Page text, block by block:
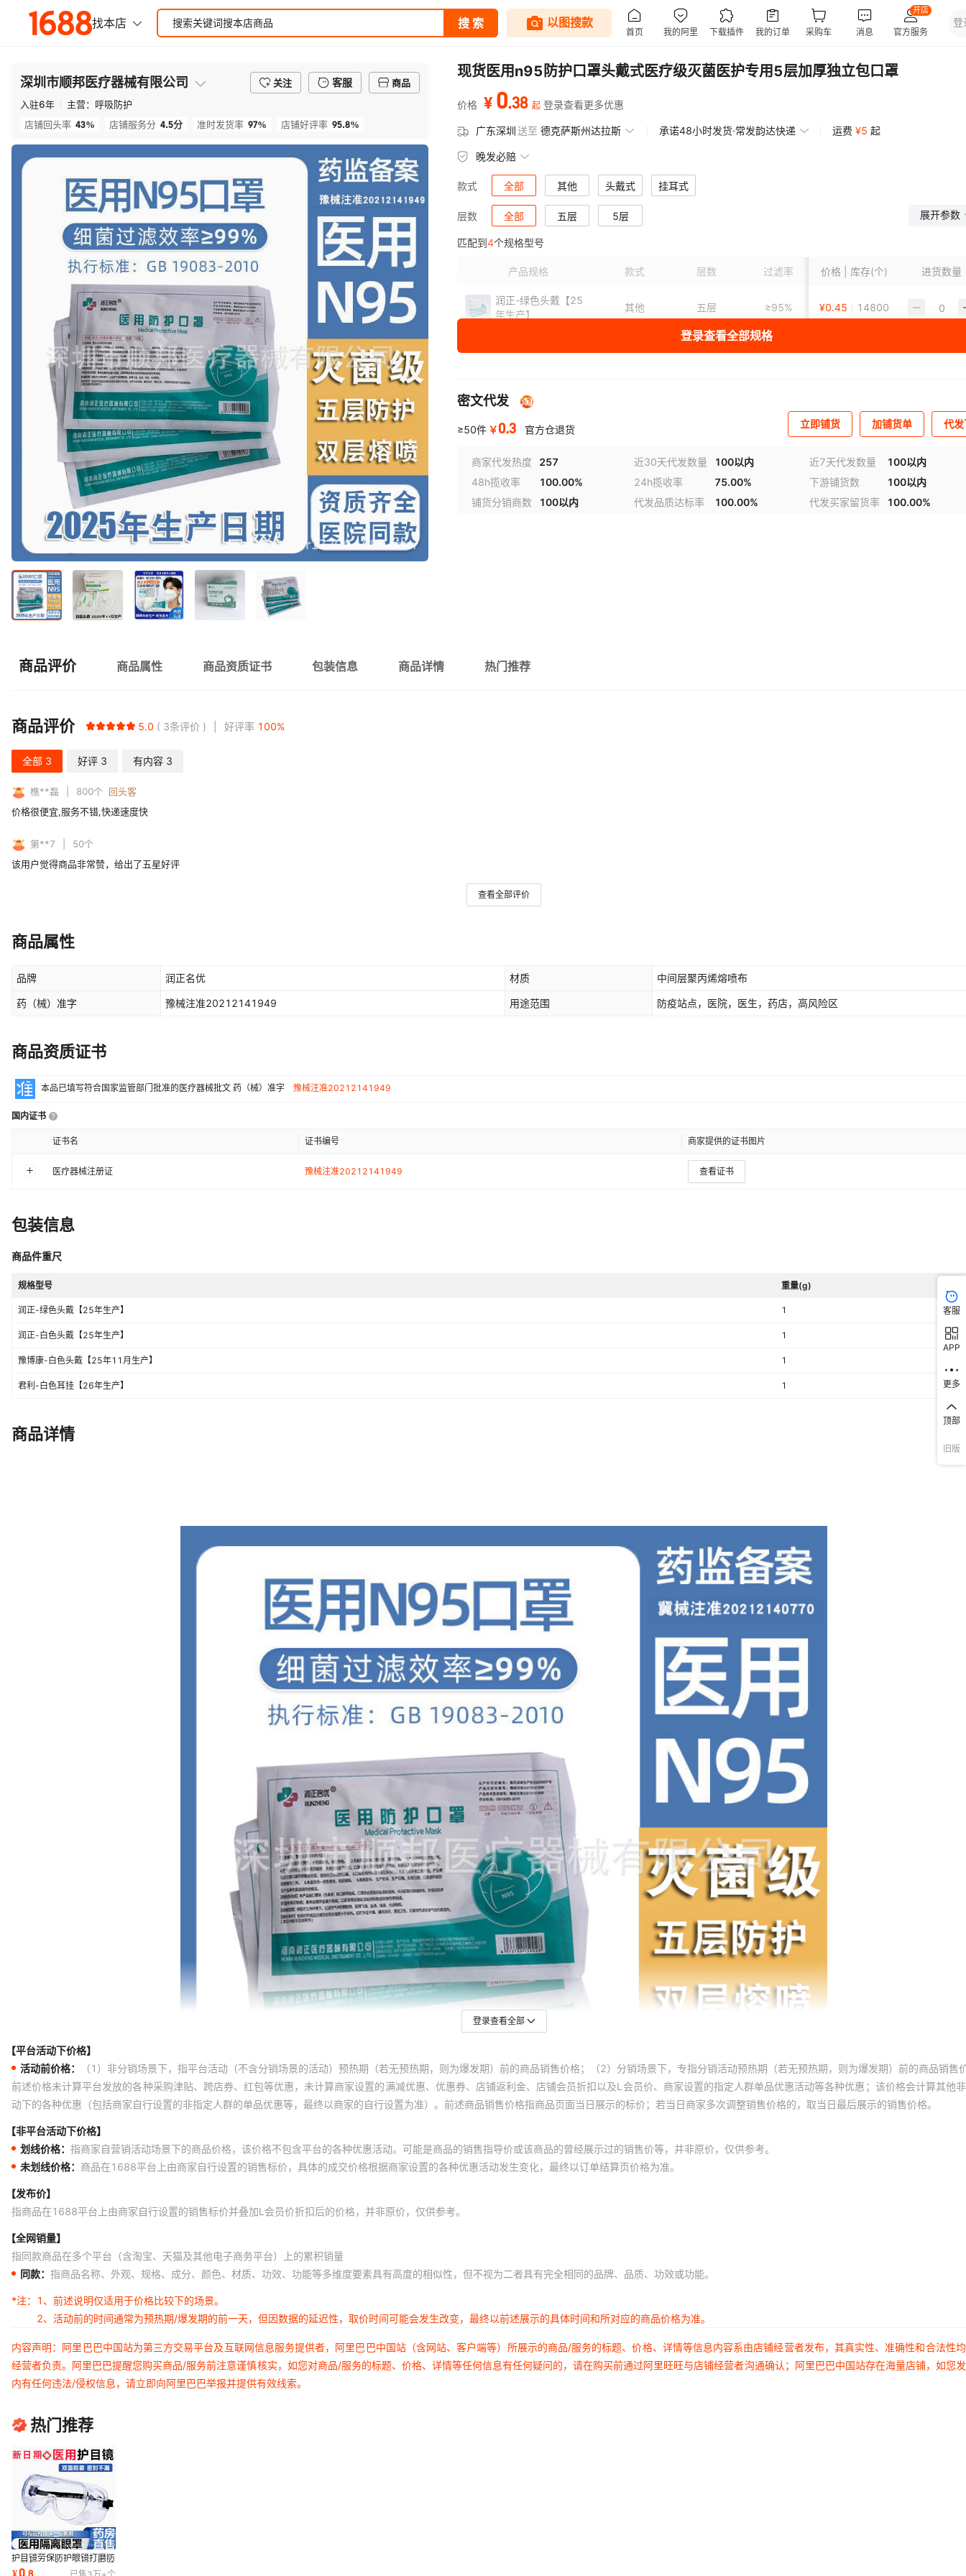
深圳市顺邦医疗器械有限公司 关注 客服
商品
入驻6年 主营： 呼吸防护
店铺回头率 43% 店铺服务分 4.5分 准时发货率 97% 店铺好评率 95.8%
现货医用n95防护口罩头戴式医疗级灭菌医护专用5层加厚独立包口罩
价格 ¥ 0.38 起 登录查看更多优惠
广东深圳送至 德克萨斯州达拉斯 承诺48小时发货·常发韵达快递 运费 ¥5 起
晚发必赔
款式 全部 其他 头戴式 挂耳式
层数 全部 五层 5层 展开参数
匹配到4个规格型号
产品规格 款式 层数 过滤率 包装方式 颜色
价格 | 库存(个) 进货数量
润正-绿色头戴【25
年生产】
其他 五层 ≥95% 单个独立装 绿色
¥0.45 14800
头戴式 5层 ≥95% 单个独立装 白色
¥0.45 49700
【25年11月生产】
君利-白色耳挂【26
95% 单个独立装 绿色
¥0.3 已售罄 已售罄
登录查看全部规格
密文代发
≥50件 ￥0.3 官方仓退货 立即铺货 加铺货单 代
商家代发热度 257 近30天代发数量 100以内 近7天代发数量
100以内
48h揽收率
100.00% 24h揽收率 75.00% 下游铺货数
100以内
铺货分销商数
100以内 代发品质达标率 100.00% 代发买家留货率 100.00%
商品评价 商品属性 商品资质证书 包装信息 商品详情 热门推荐
商品评价 5.0 3条评价 好评率 100%
全部 3 好评 3 有内容 3
樵**磊 800个 回头客
价格很便宜,服务不错,快递速度快
第**7 50个
该用户觉得商品非常赞，给出了五星好评
查看全部评价
商品属性
品牌 润正名优 材质 中间层聚丙烯熔喷布
药（械）准字 豫械注准20212141949 用途范围 防疫站点，医院，医生，药店，高风险区
商品资质证书
本品已填写符合国家监管部门批准的医疗器械批文 药（械）准字 豫械注准20212141949
国内证书
证书名 证书编号 商家提供的证书图片
医疗器械注册证 豫械注准20212141949 查看证书
包装信息
商品件重尺
规格型号 重量(g)
润正-绿色头戴【25年生产】 1
润正-白色头戴【25年生产】 1
豫博康-白色头戴【25年11月生产】 1
君利-白色耳挂【26年生产】 1
商品详情
登录查看全部
【平台活动下价格】
活动前价格：
（1）非分销场景下，指平台活动（不含分销场景的活动）预热期（若无预热期，则为爆发期）前的商品销售价格；（2）分销场景下，专指分销活动预热期（若无预热期，则为爆发期）前的商品销售
前述价格未计算平台发放的各种采购津贴、跨店券、红包等优惠，未计算商家设置的满减优惠、优惠券、店铺返利金、店铺会员折扣以及L会员价、商家设置的指定人群单品优惠活动等各种优惠；该价格会计算其他
动下的各种优惠（包括商家自行设置的非指定人群的单品优惠等，最终以商家的自行设置为准）。前述商品销售价格指商品页面当日展示的标价；若当日商家多次调整销售价格的，取当日最后展示的销售价格。
【非平台活动下价格】
划线价格： 指商家自营销活动场景下的商品价格，该价格不包含平台的各种优惠活动。可能是商品的销售指导价或该商品的曾经展示过的销售价等，并非原价，仅供参考。
未划线价格： 商品在1688平台上由商家自行设置的销售标价，具体的成交价格根据商家设置的各种优惠活动发生变化，最终以订单结算页价格为准。
【发布价】
指商品在1688平台上由商家自行设置的销售标价并叠加L会员价折扣后的价格，并非原价，仅供参考。
【全网销量】
指同款商品在多个平台（含淘宝、天猫及其他电子商务平台）上的累积销量
同款： 指商品名称、外观、规格、成分、颜色、材质、功效、功能等多维度要素具有高度的相似性，但不视为二者具有完全相同的品牌、品质、功效或功能。
*注：
1、前述说明仅适用于价格比较下的场景。
2、活动前的时间通常为预热期/爆发期的前一天，但因数据的延迟性，取价时间可能会发生改变，最终以前述展示的具体时间和所对应的商品价格为准。
内容声明：阿里巴巴中国站为第三方交易平台及互联网信息服务提供者，阿里巴巴中国站（含网站、客户端等）所展示的商品/服务的标题、价格、详情等信息内容系由店铺经营者发布，其真实性、准确性和合法性
经营者负责。阿里巴巴提醒您购买商品/服务前注意谨慎核实，如您对商品/服务的标题、价格、详情等任何信息有任何疑问的，请在购买前通过阿里旺旺与店铺经营者沟通确认；阿里巴巴中国站存在海量店铺，如您
内有任何违法/侵权信息，请立即向阿里巴巴举报并提供有效线索。
热门推荐
护目镜劳保防护眼镜打磨防
飞溅防风沙防工业粉尘防雾
¥0.8
客服
APP
更多
顶部
旧版